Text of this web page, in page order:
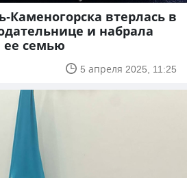
Каменогорска втерлась в
и набрала
ее семью
5 апреля 2025, 11:25